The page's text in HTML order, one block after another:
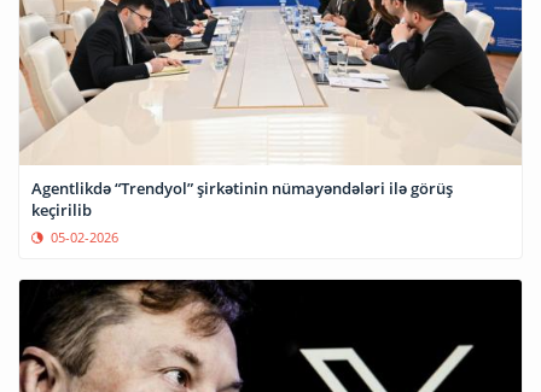
Agentlikdə “Trendyol” şirkətinin nümayəndələri ilə görüş
keçirilib
05-02-2026